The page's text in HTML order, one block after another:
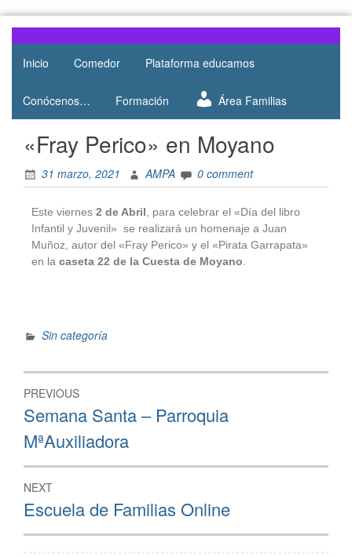
AMPA
Salesianos
Atocha
AMPA del
Colegio
de Atocha
Inicio Comedor Plataforma educamos
Conócenos… Formación Área Familias
«Fray Perico» en Moyano
31 marzo, 2021 AMPA 0 comment
Este viernes 2 de Abril , para celebrar el «Día del libro
Infantil y Juvenil» se realizará un homenaje a Juan
Muñoz, autor del «Fray Perico» y el «Pirata Garrapata»
en la caseta 22 de la Cuesta de Moyano
Sin categoría
PREVIOUS
Semana Santa – Parroquia
MªAuxiliadora
NEXT
Escuela de Familias Online